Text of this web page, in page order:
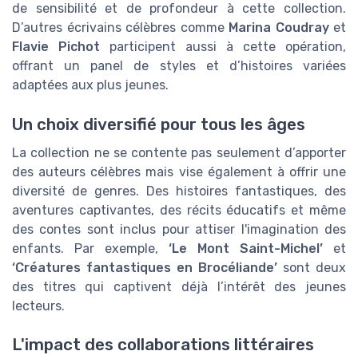
de sensibilité et de profondeur à cette collection.
D’autres écrivains célèbres comme Marina Coudrayet
Flavie Pichot participent aussi à cette opération,
offrant un panel de styles et d’histoires variées
adaptées aux plus jeunes.
Un choix diversifié pour tous les âges
La collection ne se contente pas seulement d’apporter
des auteurs célèbres mais vise également à offrir une
diversité de genres. Des histoires fantastiques, des
aventures captivantes, des récits éducatifs et même
des contes sont inclus pour attiser l'imagination des
enfants. Par exemple, ‘Le Mont Saint-Michel’ et
‘Créatures fantastiques en Brocéliande’ sont deux
des titres qui captivent déjà l’intérêt des jeunes
lecteurs.
L'impact des collaborations littéraires